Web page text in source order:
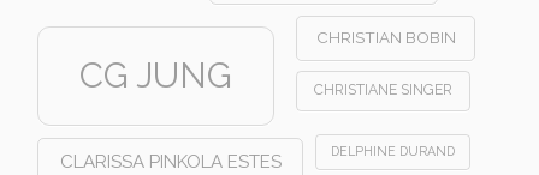
CG JUNG
CHRISTIAN BOBIN
CHRISTIANE SINGER
CLARISSA PINKOLA ESTES DELPHINE DURAND